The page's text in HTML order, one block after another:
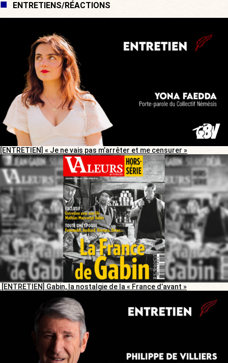
ENTRETIENS/RÉACTIONS
[ENTRETIEN] « Je ne vais pas m’arrêter et me censurer »
[ENTRETIEN] Gabin, la nostalgie de la « France d’avant »